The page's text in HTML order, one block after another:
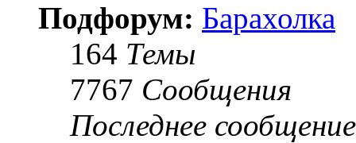
Подфорум: Барахолка
164 Темы
7767 Сообщения
Последнее сообщение